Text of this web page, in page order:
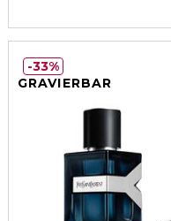
GRAVIERBAR
33%